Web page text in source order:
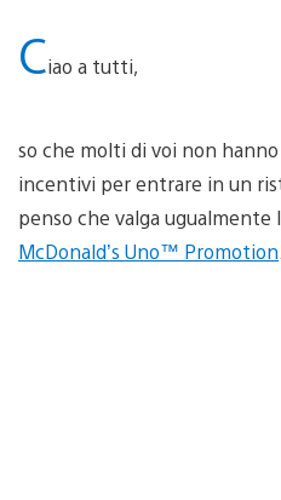
Ciao a tutti,
so che molti di voi non
incentivi per entrare in un
penso che valga ugualmente
McDonald’s Uno™ Promotion